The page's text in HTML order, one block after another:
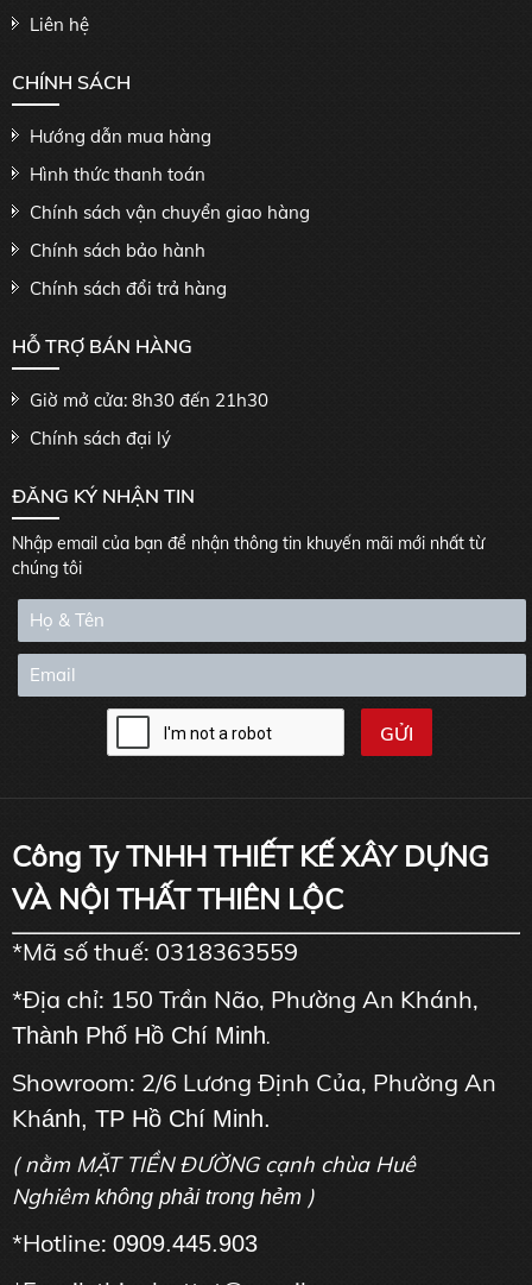
Liên hệ
CHÍNH SÁCH
Hướng dẫn mua hàng
Hình thức thanh toán
Chính sách vận chuyển giao hàng
Chính sách bảo hành
Chính sách đổi trả hàng
HỖ TRỢ BÁN HÀNG
Giờ mở cửa: 8h30 đến 21h30
Chính sách đại lý
ĐĂNG KÝ NHẬN TIN
Nhập email của bạn để nhận thông tin khuyến mãi mới nhất từ
chúng tôi
Công Ty TNHH THIẾT KẾ XÂY DỰNG
VÀ NỘI THẤT THIÊN LỘC
*Mã số thuế: 0318363559
*Địa chỉ: 150 Trần Não, Phường An Khánh,
Thành Phố Hồ Chí Minh.
Showroom: 2/6 Lương Định Của, Phường An
Khánh, TP Hồ Chí Minh.
( nằm MẶT TIỀN ĐƯỜNG cạnh chùa Huê
Nghiêm không phải trong hẻm )
*Hotline: 0909.445.903